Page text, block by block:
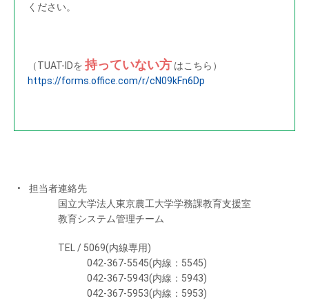
ください。
（TUAT-IDを 持っていない方 はこちら）
https://forms.office.com/r/cN09kFn6Dp
担当者連絡先
国立大学法人東京農工大学学務課教育支援室
教育システム管理チーム
TEL / 5069(内線専用)
042-367-5545(内線：5545)
042-367-5943(内線：5943)
042-367-5953(内線：5953)